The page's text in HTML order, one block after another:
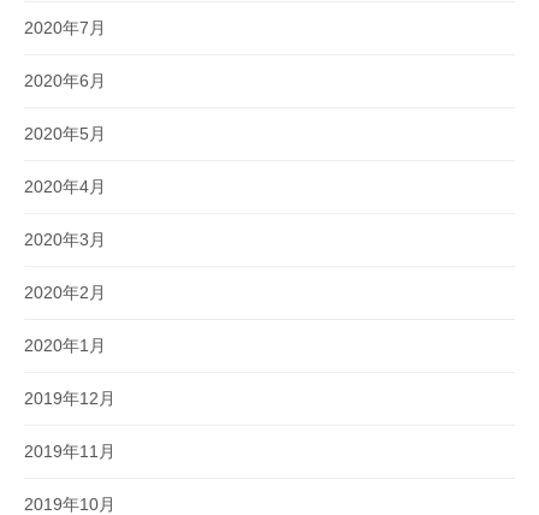
2020年7月
2020年6月
2020年5月
2020年4月
2020年3月
2020年2月
2020年1月
2019年12月
2019年11月
2019年10月